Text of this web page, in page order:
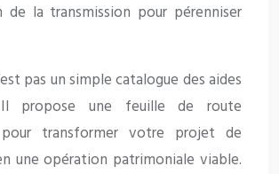
de la transmission pour pérenniser
pas un simple catalogue des aides
Il propose une feuille de route
transformer votre projet de
une opération patrimoniale viable.